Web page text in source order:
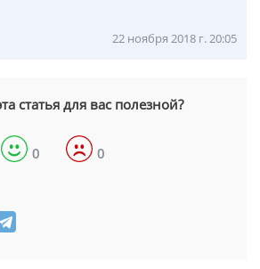
22 ноября 2018 г. 20:05
статья для вас полезной?
0 0